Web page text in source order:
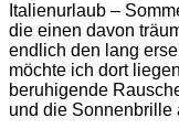
Italienurlaub –
die einen davon
endlich den lang
möchte ich dort
beruhigende
und die Sonnenbrille